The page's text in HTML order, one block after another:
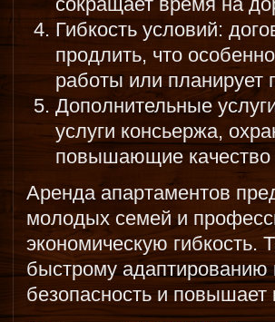
Гибкость условий:
продлить, что
работы или планирует
Дополнительные
услуги консьержа,
повышающие качество
Аренда апартаментов
молодых семей и
экономическую гибкость.
быстрому адаптированию
безопасность и повышает